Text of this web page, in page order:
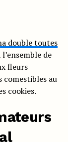
double toutes
de
fleurs
comestibles au
cookies.